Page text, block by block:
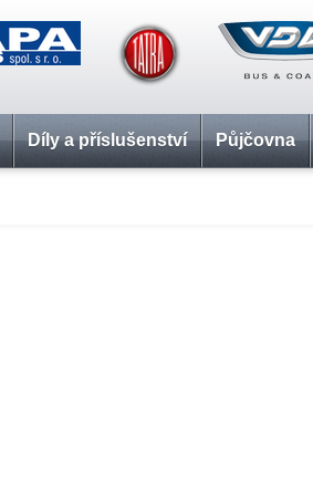
Díly a příslušenství Půjčovna